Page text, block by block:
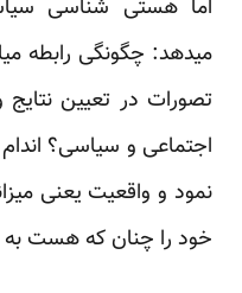
اما هستی شناسی
میدهد: چگونگی رابطه
تصورات در تعیین
اجتماعی و سیاسی؟
نمود و واقعیت یعنی
خود را چنان که هست به